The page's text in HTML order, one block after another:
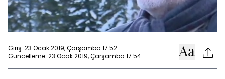
Giriş: 23 Ocak 2019, Çarşamba 17:52
Güncelleme: 23 Ocak 2019, Çarşamba 17:54